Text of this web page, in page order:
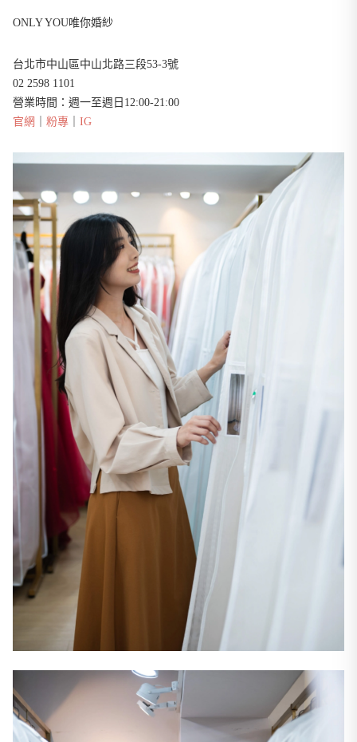
ONLY YOU唯你婚紗
台北市中山區中山北路三段53-3號
02 2598 1101
營業時間：週一至週日12:00-21:00
官網
粉專 IG